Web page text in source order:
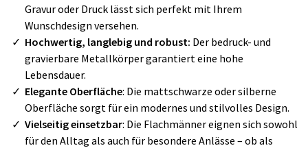
Gravur oder Druck lässt sich perfekt mit Ihrem
Wunschdesign versehen.
Hochwertig, langlebig und robust: Der bedruck- und
gravierbare Metallkörper garantiert eine hohe
Lebensdauer.
Elegante Oberfläche: Die mattschwarze oder silberne
Oberfläche sorgt für ein modernes und stilvolles Design.
Vielseitig einsetzbar: Die Flachmänner eignen sich sowohl
für den Alltag als auch für besondere Anlässe – ob als